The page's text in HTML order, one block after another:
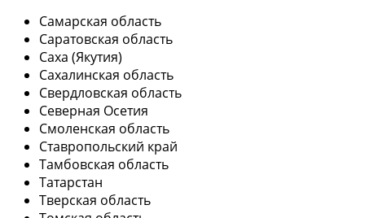
Самарская область
Саратовская область
Саха (Якутия)
Сахалинская область
Свердловская область
Северная Осетия
Смоленская область
Ставропольский край
Тамбовская область
Татарстан
Тверская область